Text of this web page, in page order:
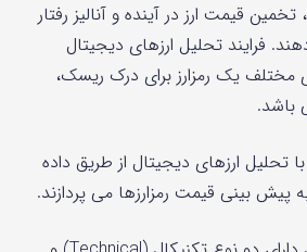
، تخمین قیمت ارز در آینده و آنالیز رفتار
فرایند تحلیل ارزهای دیجیتال
یک رمزارز برای درک ریسک،
باشد.
تحلیل ارزهای دیجیتال از طریق داده
پیش بینی قیمت رمزارزها می پردازند.